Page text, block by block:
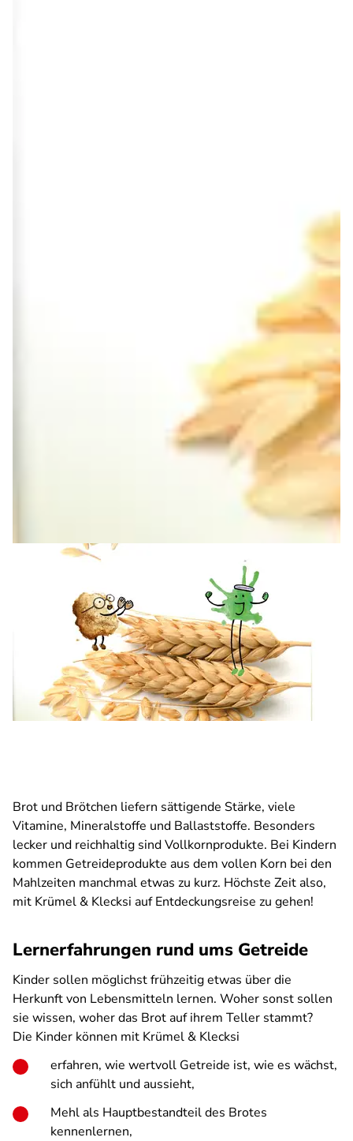
Brot und Brötchen liefern sättigende Stärke, viele
Vitamine, Mineralstoffe und Ballaststoffe. Besonders
lecker und reichhaltig sind Vollkornprodukte. Bei Kindern
kommen Getreideprodukte aus dem vollen Korn bei den
Mahlzeiten manchmal etwas zu kurz. Höchste Zeit also,
mit Krümel & Klecksi auf Entdeckungsreise zu gehen!
Lernerfahrungen rund ums Getreide
Kinder sollen möglichst frühzeitig etwas über die
Herkunft von Lebensmitteln lernen. Woher sonst sollen
sie wissen, woher das Brot auf ihrem Teller stammt?
Die Kinder können mit Krümel & Klecksi
erfahren, wie wertvoll Getreide ist, wie es wächst,
sich anfühlt und aussieht,
Mehl als Hauptbestandteil des Brotes
kennenlernen,